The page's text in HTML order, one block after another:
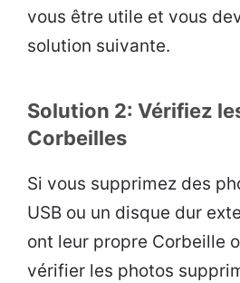
vous être utile et vous
solution suivante.
Solution 2: Vérifiez
Corbeilles
Si vous supprimez des
USB ou un disque dur
ont leur propre Corbeille
vérifier les photos